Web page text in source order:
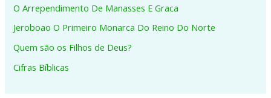
a
r
p
o
O Arrependimento De Manasses E Graca
Jeroboao O Primeiro Monarca Do Reino Do Norte
Quem são os Filhos de Deus?
Cifras Bíblicas